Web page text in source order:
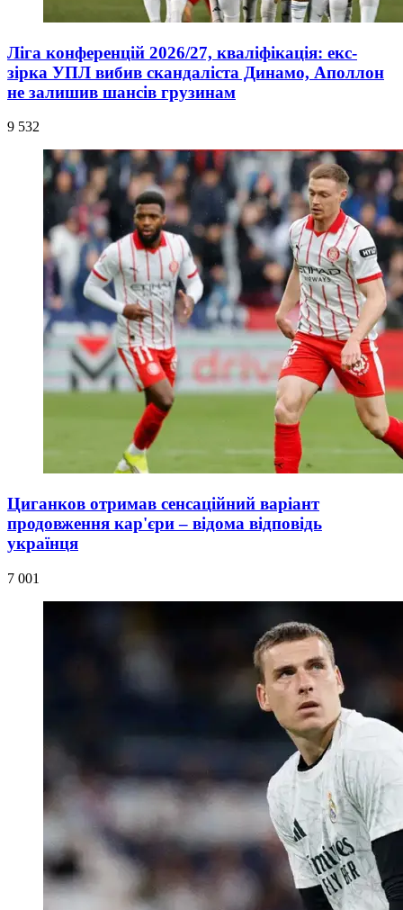
Ліга конференцій 2026/27, кваліфікація: екс-
зірка УПЛ вибив скандаліста Динамо, Аполлон
не залишив шансів грузинам
9 532
Циганков отримав сенсаційний варіант
продовження кар'єри – відома відповідь
українця
7 001